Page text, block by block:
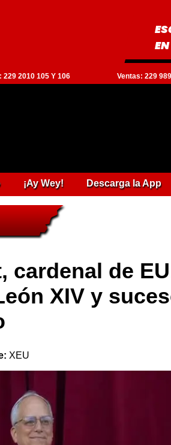
229 2010 105 Y 106 Ventas: 229
¡Ay Wey! Descarga la App
cardenal de
XIV y
XEU